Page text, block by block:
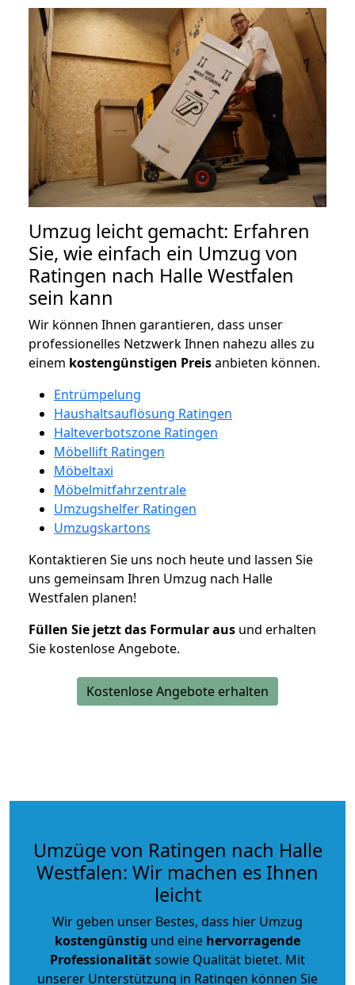
Umzug leicht gemacht: Erfahren
Sie, wie einfach ein Umzug von
Ratingen nach Halle Westfalen
sein kann
Wir können Ihnen garantieren, dass unser
professionelles Netzwerk Ihnen nahezu alles zu
einem kostengünstigen Preisanbieten können.
Entrümpelung
Haushaltsauflösung Ratingen
Halteverbotszone Ratingen
Möbellift Ratingen
Möbeltaxi
Möbelmitfahrzentrale
Umzugshelfer Ratingen
Umzugskartons
Kontaktieren Sie uns noch heute und lassen Sie
uns gemeinsam Ihren Umzug nach Halle
Westfalen planen!
Füllen Sie jetzt das Formular aus und erhalten
Sie kostenlose Angebote.
Kostenlose Angebote erhalten
Umzüge von Ratingen nach Halle
Westfalen: Wir machen es Ihnen
leicht
Wir geben unser Bestes, dass hier Umzug
kostengünstig und eine hervorragende
Professionalitätsowie Qualität bietet. Mit
unserer Unterstützung in Ratingen können Sie